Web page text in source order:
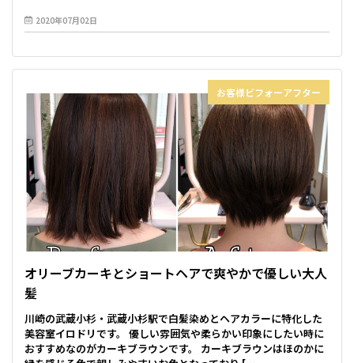
2020年07月02日
お客様ビフォーアフター
オリーブカーキとショートヘアで爽やかで優しい大人
髪
川崎の武蔵小杉・武蔵小杉駅で白髪染めとヘアカラーに特化した
美容室イロドリです。 優しい雰囲気や柔らかい印象にしたい時に
おすすめなのがカーキブラウンです。 カーキブラウンはほのかに